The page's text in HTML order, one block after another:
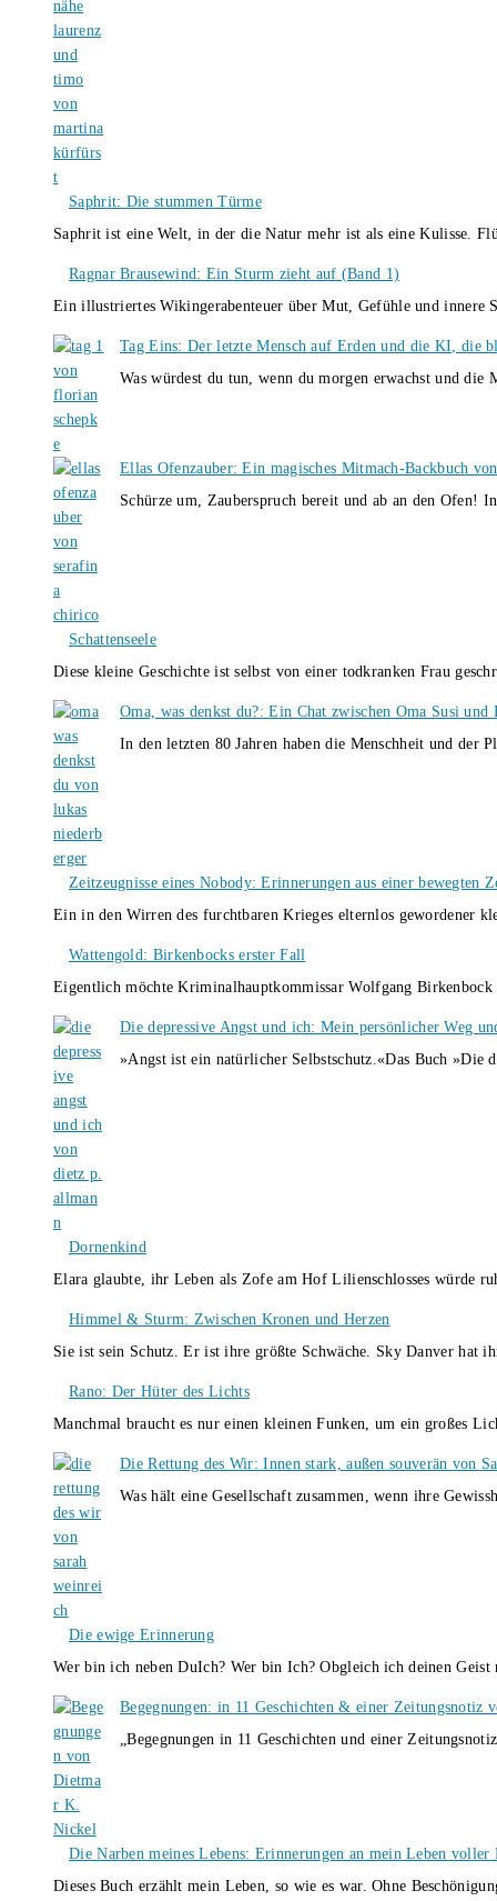
Saphrit: Die stummen Türme
Saphrit ist eine Welt, in der die Natur mehr ist als eine Kulisse.
Ragnar Brausewind: Ein Sturm zieht auf (Band 1)
Ein illustriertes Wikingerabenteuer über Mut, Gefühle und
Tag Eins: Der letzte Mensch auf Erden und die KI, die
Was würdest du tun, wenn du morgen erwachst und
Ellas Ofenzauber: Ein magisches Mitmach-Backbuch
Schürze um, Zauberspruch bereit und ab an den Ofen!
Schattenseele
Diese kleine Geschichte ist selbst von einer todkranken Frau
Oma, was denkst du?: Ein Chat zwischen Oma Susi
In den letzten 80 Jahren haben die Menschheit und
Zeitzeugnisse eines Nobody: Erinnerungen aus einer bewegten
Ein in den Wirren des furchtbaren Krieges elternlos gewordener
Wattengold: Birkenbocks erster Fall
Eigentlich möchte Kriminalhauptkommissar Wolfgang
Die depressive Angst und ich: Mein persönlicher Weg
»Angst ist ein natürlicher Selbstschutz.«Das Buch
Dornenkind
Elara glaubte, ihr Leben als Zofe am Hof Lilienschlosses würde
Himmel & Sturm: Zwischen Kronen und Herzen
Sie ist sein Schutz. Er ist ihre größte Schwäche. Sky Danver
Rano: Der Hüter des Lichts
Manchmal braucht es nur einen kleinen Funken, um ein großes
Die Rettung des Wir: Innen stark, außen souverän von
Was hält eine Gesellschaft zusammen, wenn ihre
Die ewige Erinnerung
Wer bin ich neben DuIch? Wer bin Ich? Obgleich ich deinen
Begegnungen: in 11 Geschichten & einer Zeitungsnotiz
„Begegnungen in 11 Geschichten und einer
Die Narben meines Lebens: Erinnerungen an mein Leben
Dieses Buch erzählt mein Leben, so wie es war. Ohne